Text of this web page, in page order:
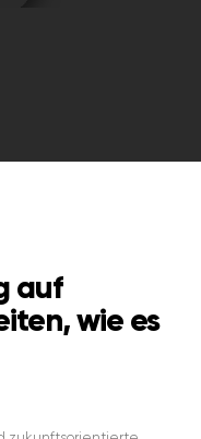
auf
wie es